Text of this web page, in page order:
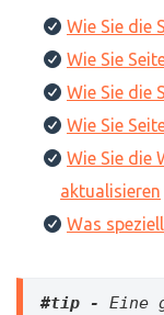
Wie Sie die
Wie Sie
Wie Sie die
Wie Sie
Wie Sie die
aktualisieren
Was
#tip -
Eine